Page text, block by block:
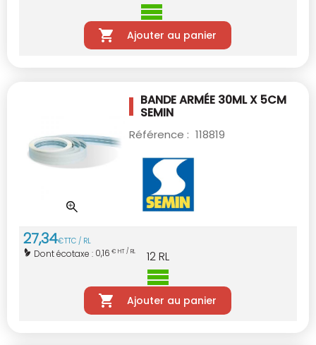
Ajouter au panier
BANDE ARMÉE 30ML X 5CM
SEMIN
Référence : 118819
27,34€TTC / RL
Dont écotaxe : 0,16 € HT / RL 12RL
Ajouter au panier